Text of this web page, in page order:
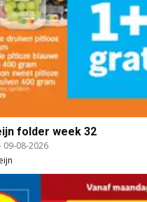
folder week 32
09-08-2026